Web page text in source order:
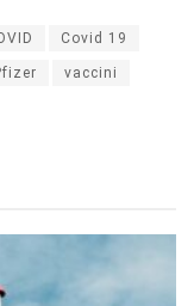
Covid 19
vaccini